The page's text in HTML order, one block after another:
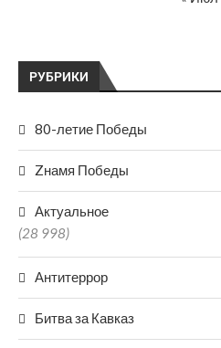
РУБРИКИ
80-летие Победы
Zнамя Победы
Актуальное
(28 998)
Антитеррор
Битва за Кавказ